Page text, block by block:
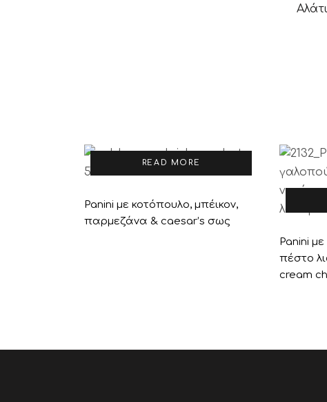
Αλάτι
READ MORE
Panini με κοτόπουλο, μπέικον,
παρμεζάνα & caesar’s σως
Panini
πέστο
cream